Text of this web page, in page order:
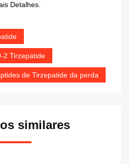
Detalhes.
2 Tirzepatide
de Tirzepatide da perda
similares